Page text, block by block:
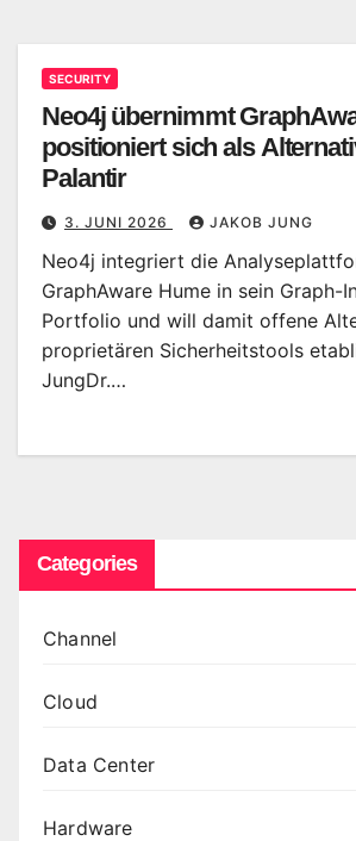
SECURITY
Neo4j übernimmt
positioniert sich als
Palantir
3. JUNI 2026 JAKOB JUNG
Neo4j integriert die
GraphAware Hume in sein Graph-
Portfolio und will damit offene
proprietären Sicherheitstools
JungDr.…
Categories
Channel
Cloud
Data Center
Hardware